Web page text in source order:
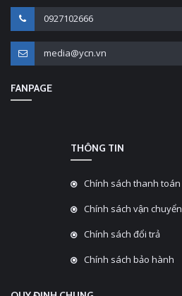
0927102666
media@ycn.vn
FANPAGE
THÔNG TIN
Chính sách thanh toán
Chính sách vận chuyển
Chính sách đổi trả
Chính sách bảo hành